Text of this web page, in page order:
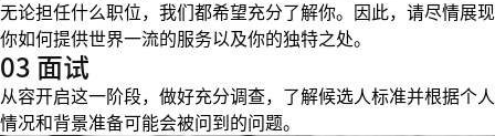
无论担任什么职位，我们都希望充分了解你。因此，请尽情展现
你如何提供世界一流的服务以及你的独特之处。
03 面试
从容开启这一阶段，做好充分调查，了解候选人标准并根据个人
情况和背景准备可能会被问到的问题。